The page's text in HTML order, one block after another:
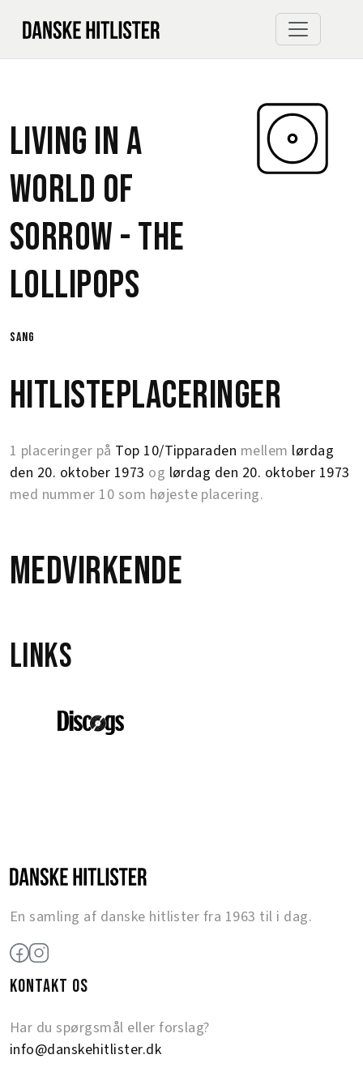
Living In A
World Of
Sorrow -The
Lollipops
sang
Hitlisteplaceringer
1 placeringer på Top 10/Tipparaden mellem lørdag
den 20. oktober 1973 og lørdag den 20. oktober 1973
med nummer 10 som højeste placering.
Medvirkende
Links
En samling af danske hitlister fra 1963 til i dag.
KONTAKT OS
Har du spørgsmål eller forslag?
info@danskehitlister.dk